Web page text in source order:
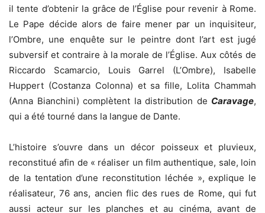
il tente d’obtenir la grâce de l’Église pour revenir à Rome.
Le Pape décide alors de faire mener par un inquisiteur,
l’Ombre, une enquête sur le peintre dont l’art est jugé
subversif et contraire à la morale de l’Église. Aux côtés de
Riccardo Scamarcio, Louis Garrel (L’Ombre), Isabelle
Huppert (Costanza Colonna) et sa fille, Lolita Chammah
(Anna Bianchini) complètent la distribution de Caravage,
qui a été tourné dans la langue de Dante.
L’histoire s’ouvre dans un décor poisseux et pluvieux,
reconstitué afin de « réaliser un film authentique, sale, loin
de la tentation d’une reconstitution léchée », explique le
réalisateur, 76 ans, ancien flic des rues de Rome, qui fut
aussi acteur sur les planches et au cinéma, avant de